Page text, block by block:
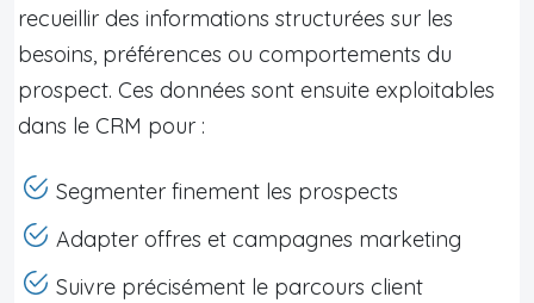
recueillir des informations structurées sur les
besoins, préférences ou comportements du
prospect. Ces données sont ensuite exploitables
dans le CRM pour :
Segmenter finement les prospects
Adapter offres et campagnes marketing
Suivre précisément le parcours client